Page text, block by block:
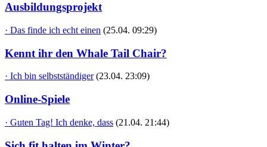
Ausbildungsprojekt
· Das finde ich echt einen (25.04. 09:29)
Kennt ihr den Whale Tail Chair?
· Ich bin selbstständiger (23.04. 23:09)
Online-Spiele
· Guten Tag! Ich denke, dass (21.04. 21:44)